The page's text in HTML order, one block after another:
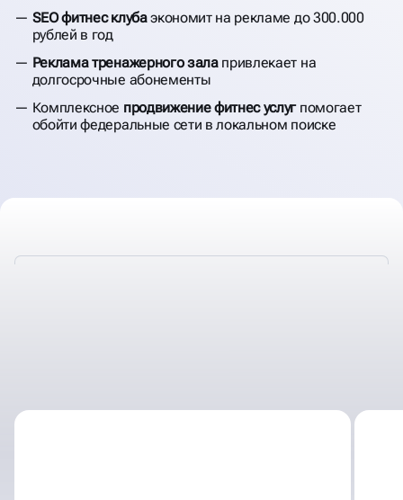
SEO фитнес клубаэкономит на рекламе до 300.000
рублей в год
Реклама тренажерного залапривлекает на
долгосрочные абонементы
Комплексное продвижение фитнес услугпомогает
обойти федеральные сети в локальном поиске